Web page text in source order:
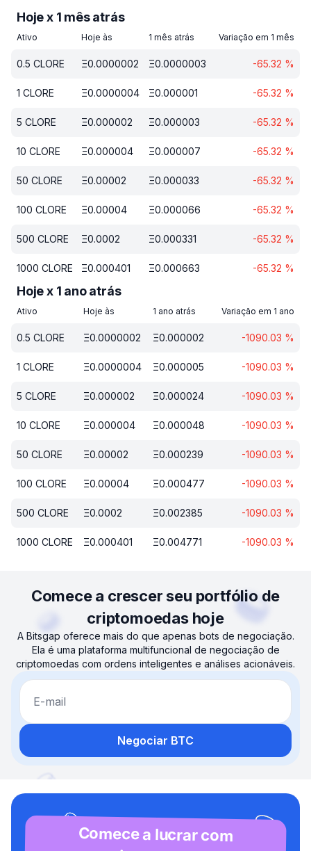
Hoje x 1 mês atrás
Ativo Hoje às 1 mês atrás Variação em 1 mês
0.5 CLORE Ξ0.0000002 Ξ0.0000003 -65.32 %
1 CLORE Ξ0.0000004 Ξ0.000001 -65.32 %
5 CLORE Ξ0.000002 Ξ0.000003 -65.32 %
10 CLORE Ξ0.000004 Ξ0.000007 -65.32 %
50 CLORE Ξ0.00002 Ξ0.000033 -65.32 %
100 CLORE Ξ0.00004 Ξ0.000066 -65.32 %
500 CLORE Ξ0.0002 Ξ0.000331 -65.32 %
1000 CLORE Ξ0.000401 Ξ0.000663 -65.32 %
Hoje x 1 ano atrás
Ativo Hoje às 1 ano atrás Variação em 1 ano
0.5 CLORE Ξ0.0000002 Ξ0.000002 -1090.03 %
1 CLORE Ξ0.0000004 Ξ0.000005 -1090.03 %
5 CLORE Ξ0.000002 Ξ0.000024 -1090.03 %
10 CLORE Ξ0.000004 Ξ0.000048 -1090.03 %
50 CLORE Ξ0.00002 Ξ0.000239 -1090.03 %
100 CLORE Ξ0.00004 Ξ0.000477 -1090.03 %
500 CLORE Ξ0.0002 Ξ0.002385 -1090.03 %
1000 CLORE Ξ0.000401 Ξ0.004771 -1090.03 %
Comece a crescer seu portfólio de
criptomoedas hoje
A Bitsgap oferece mais do que apenas bots de negociação.
Ela é uma plataforma multifuncional de negociação de
criptomoedas com ordens inteligentes e análises acionáveis.
E-mail
Negociar BTC
Comece a lucrar com